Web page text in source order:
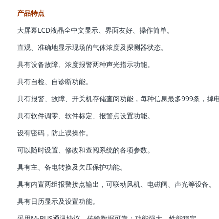
产品特点
大屏幕LCD液晶全中文显示、界面友好、操作简单。
直观、准确地显示现场的气体浓度及探测器状态。
具有设备故障、浓度报警两种声光指示功能。
具有自检、自诊断功能。
具有报警、故障、开关机存储查阅功能，每种信息最多999条，掉电
具有软件调零、软件标定、报警点设置功能。
设有密码，防止误操作。
可以随时设置、修改和查阅系统的各项参数。
具有主、备电转换及欠压保护功能。
具有内置两组报警接点输出，可联动风机、电磁阀、声光等设备。
具有日历显示及设置功能。